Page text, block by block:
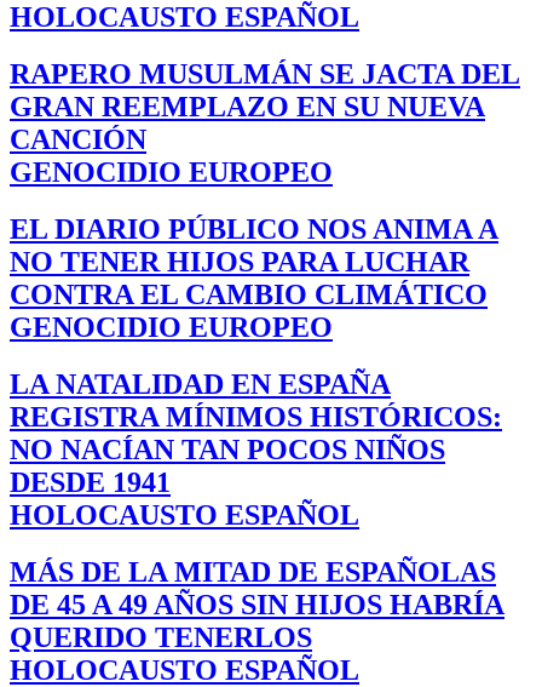
HOLOCAUSTO ESPAÑOL
RAPERO MUSULMÁN SE JACTA DEL
GRAN REEMPLAZO EN SU NUEVA
CANCIÓN
GENOCIDIO EUROPEO
EL DIARIO PÚBLICO NOS ANIMA A
NO TENER HIJOS PARA LUCHAR
CONTRA EL CAMBIO CLIMÁTICO
GENOCIDIO EUROPEO
LA NATALIDAD EN ESPAÑA
REGISTRA MÍNIMOS HISTÓRICOS:
NO NACÍAN TAN POCOS NIÑOS
DESDE 1941
HOLOCAUSTO ESPAÑOL
MÁS DE LA MITAD DE ESPAÑOLAS
DE 45 A 49 AÑOS SIN HIJOS HABRÍA
QUERIDO TENERLOS
HOLOCAUSTO ESPAÑOL